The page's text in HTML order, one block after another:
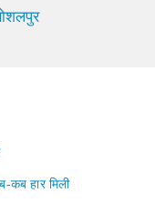
कब हार मिली